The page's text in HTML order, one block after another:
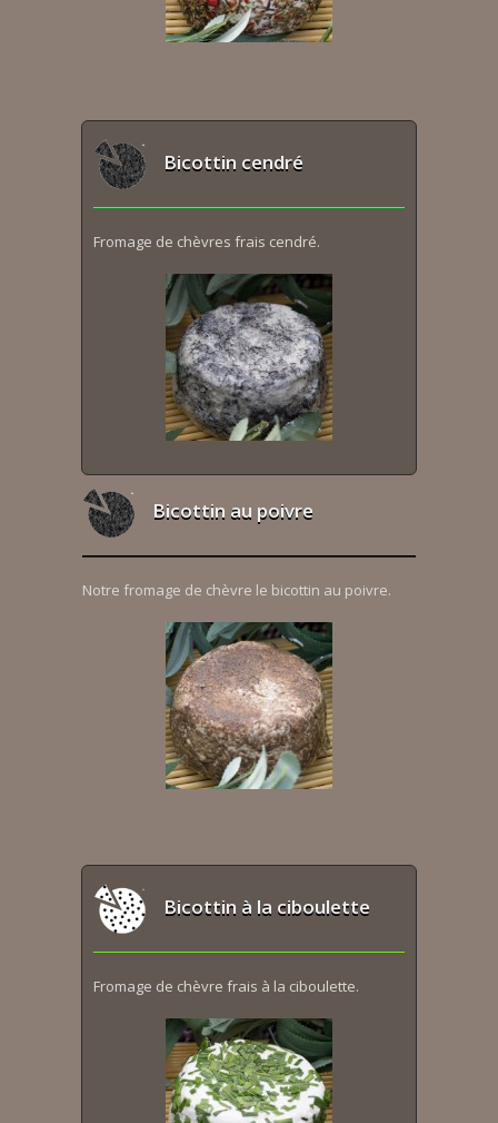
Bicottin cendré
Fromage de chèvres frais cendré.
Bicottin au poivre
Notre fromage de chèvre le bicottin au poivre.
Bicottin à la ciboulette
Fromage de chèvre frais à la ciboulette.